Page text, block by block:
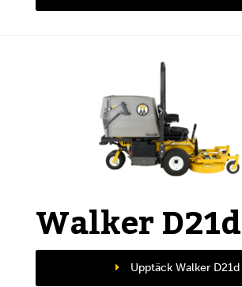
Walker D21d
Upptäck Walker D21d